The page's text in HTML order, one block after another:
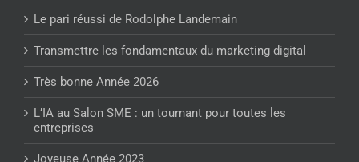
Le pari réussi de Rodolphe Landemain
Transmettre les fondamentaux du marketing digital
Très bonne Année 2026
L’IA au Salon SME : un tournant pour toutes les
entreprises
Joyeuse Année 2023